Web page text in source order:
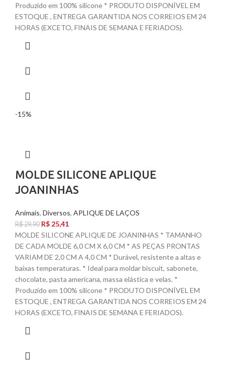
Produzido em 100% silicone * PRODUTO DISPONÍVEL EM
ESTOQUE , ENTREGA GARANTIDA NOS CORREIOS EM 24
HORAS (EXCETO, FINAIS DE SEMANA E FERIADOS).
-15%
MOLDE SILICONE APLIQUE
JOANINHAS
Animais, Diversos, APLIQUE DE LAÇOS
R$29,90 R$ 25,41
MOLDE SILICONE APLIQUE DE JOANINHAS * TAMANHO
DE CADA MOLDE 6,0 CM X 6,0 CM * AS PEÇAS PRONTAS
VARIAM DE 2,0 CM A 4,0 CM * Durável, resistente a altas e
baixas temperaturas. * Ideal para moldar biscuit, sabonete,
chocolate, pasta americana, massa elástica e velas. *
Produzido em 100% silicone * PRODUTO DISPONÍVEL EM
ESTOQUE , ENTREGA GARANTIDA NOS CORREIOS EM 24
HORAS (EXCETO, FINAIS DE SEMANA E FERIADOS).